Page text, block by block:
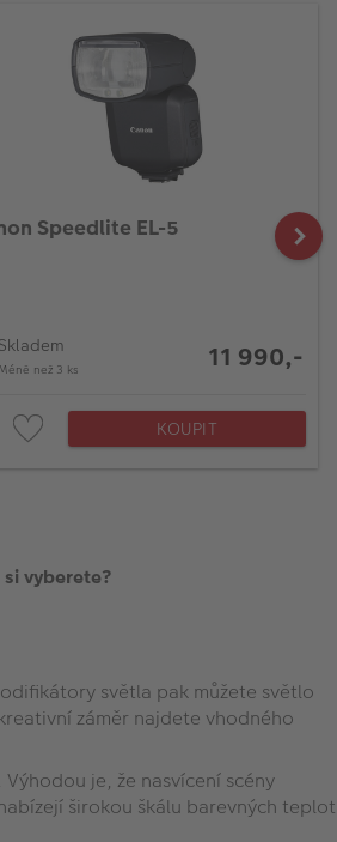
Speedlite EL-5
Skladem
Méně než 3 ks 11 990,-
KOUPIT
vyberete?
světla pak můžete světlo
záměr najdete vhodného
je, že nasvícení scény
širokou škálu barevných teplot